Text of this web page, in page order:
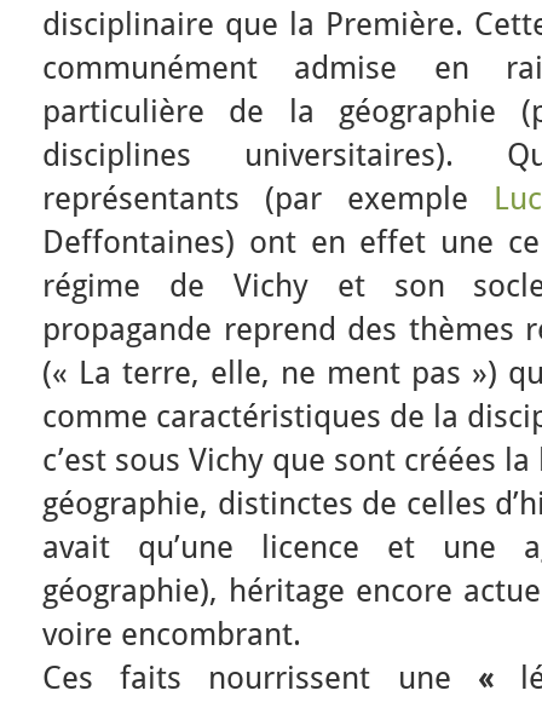
disciplinaire que la Première.
communément admise en
particulière de la géographie
disciplines universitaires).
représentants (par exemple
Deffontaines) ont en effet une
régime de Vichy et son
propagande reprend des thèmes
(« La terre, elle, ne ment pas »)
comme caractéristiques de la
c’est sous Vichy que sont créées
géographie, distinctes de celles
avait qu’une licence et une
géographie), héritage encore
voire encombrant.
Ces faits nourrissent une «